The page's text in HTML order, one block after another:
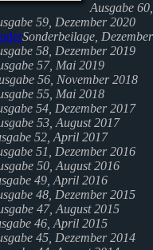
Ausgabe
59, Dezember 2020
Sonderbeilage,
58, Dezember 2019
57, Mai 2019
56, November 2018
55, Mai 2018
54, Dezember 2017
53, August 2017
52, April 2017
51, Dezember 2016
50, August 2016
49, April 2016
48, Dezember 2015
47, August 2015
46, April 2015
45, Dezember 2014